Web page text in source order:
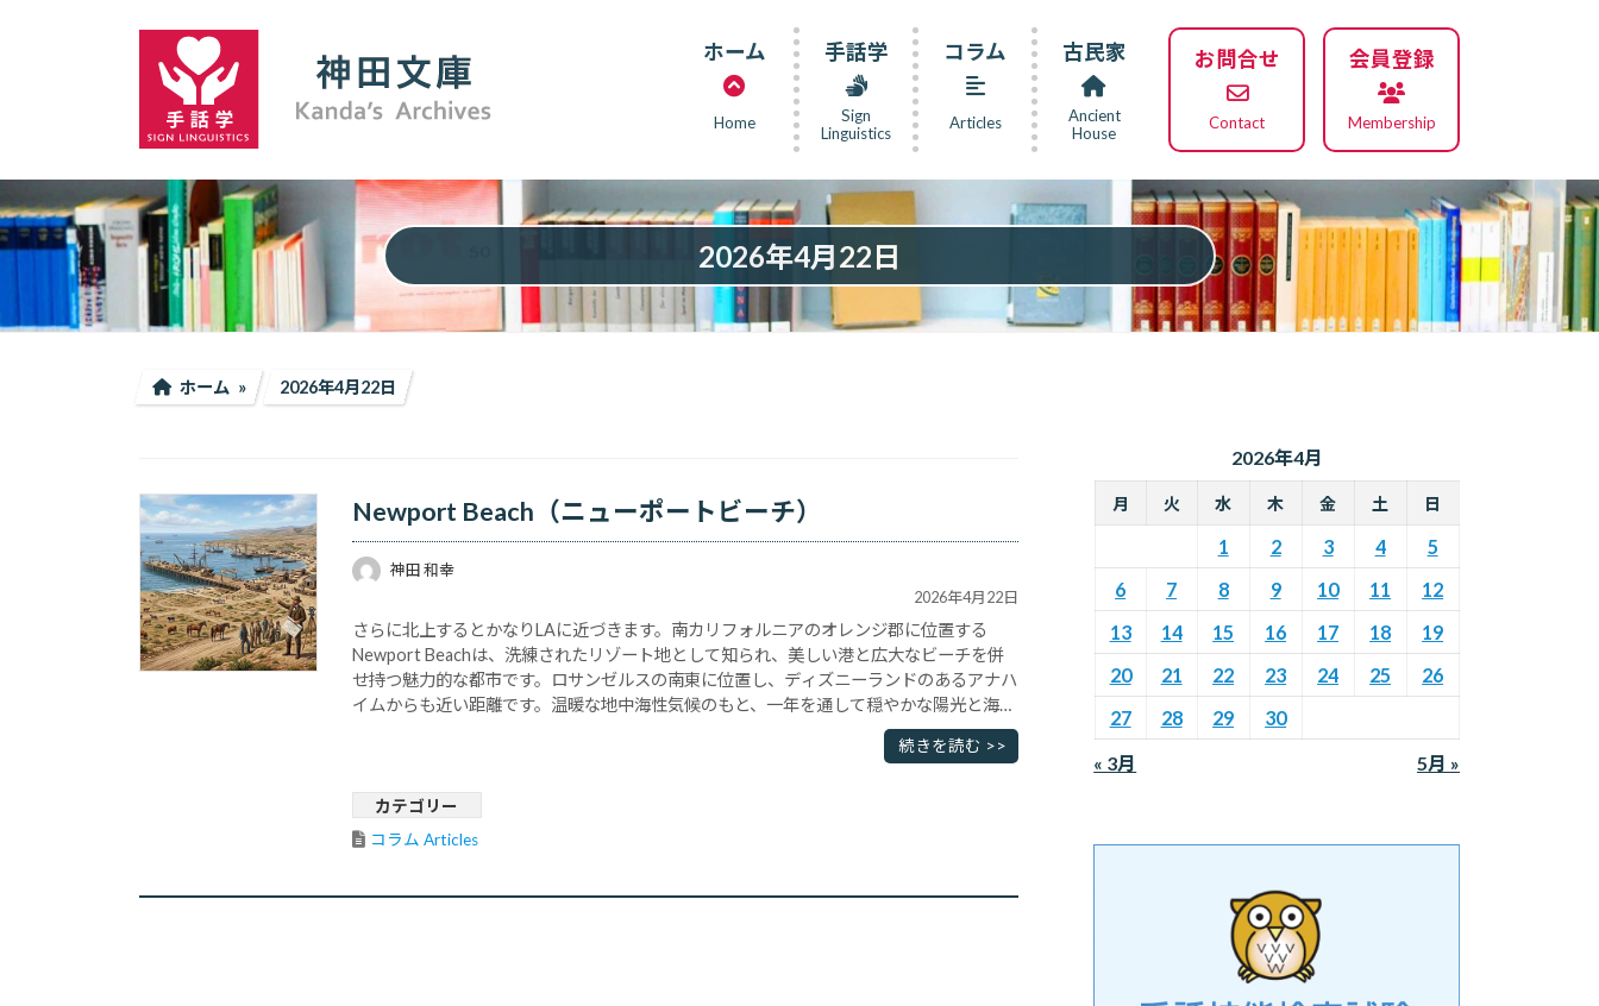
ス
キ
ッ
ン
に
移
ホーム
Home
手話学
Sign
Linguistics
コラム
Articles
古民家
Ancient
House
お問合せ
Contact
会員登録
Membership
2026年4月22日
ホーム 2026年4月22日
Newport Beach（ニューポートビーチ）
神田 和幸
2026年4月22日
さらに北上するとかなりLAに近づきます。南カリフォルニアのオレンジ郡に位置する
Newport Beachは、洗練されたリゾート地として知られ、美しい港と広大なビーチを併
せ持つ魅力的な都市です。ロサンゼルスの南東に位置し、ディズニーランドのあるアナハ
イムからも近い距離です。温暖な地中海性気候のもと、一年を通して穏やかな陽光と海風
に恵まれています。特に天然の良港であるニューポート・ハーバーは、アメリカ･･･
続きを読む >>
カテゴリー
コラム Articles
2026年4月
月 火 水 木 金 土 日
1 2 3 4
5
6
7 8 9 10 11
12
13
14 15 16 17 18
19
20
21 22 23 24 25
26
27
28 29
30
« 3月
5月 »